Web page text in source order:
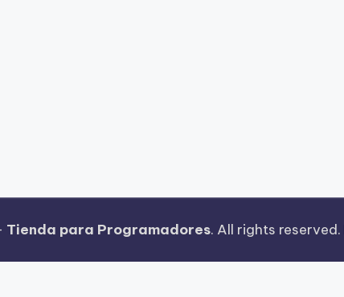
Tienda para Programadores. All rights reserved.